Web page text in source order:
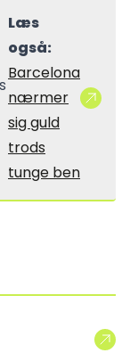
Læs
også:
Barcelona
nærmer
sig guld
trods
tunge ben